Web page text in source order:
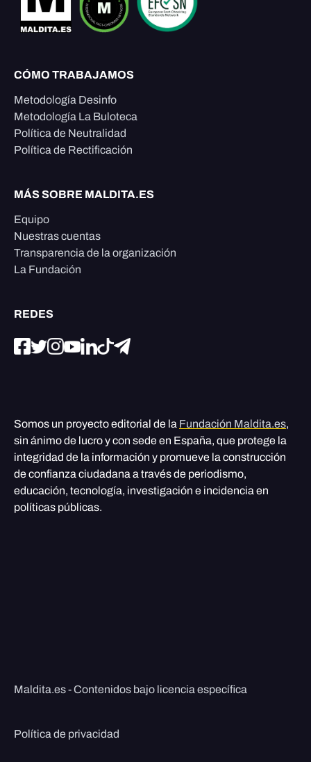
CÓMO TRABAJAMOS
Metodología Desinfo
Metodología La Buloteca
Política de Neutralidad
Política de Rectificación
MÁS SOBRE MALDITA.ES
Equipo
Nuestras cuentas
Transparencia de la organización
La Fundación
REDES
Somos un proyecto editorial de la Fundación Maldita.es,
sin ánimo de lucro y con sede en España, que protege la
integridad de la información y promueve la construcción
de confianza ciudadana a través de periodismo,
educación, tecnología, investigación e incidencia en
políticas públicas.
Maldita.es - Contenidos bajo licencia específica
Política de privacidad